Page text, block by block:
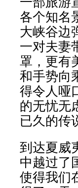
各个知名
大峡谷边
一对夫妻
罩，更有
和手势向
得令人哑
的无忧无
已久的
到达夏威
中越过了
使得我们